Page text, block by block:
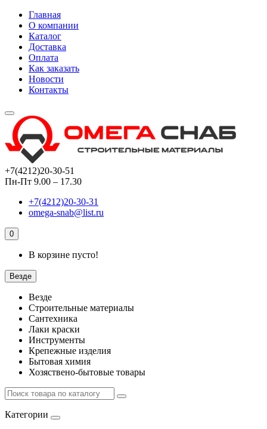
Главная
О компании
Каталог
Доставка
Оплата
Как заказать
Новости
Контакты
+7(4212)20-30-51
Пн-Пт 9.00 – 17.30
+7(4212)20-30-31
omega-snab@list.ru
0
В корзине пусто!
Везде
Везде
Строительные материалы
Сантехника
Лаки краски
Инструменты
Крепежные изделия
Бытовая химия
Хозяствено-бытовые товары
Категории